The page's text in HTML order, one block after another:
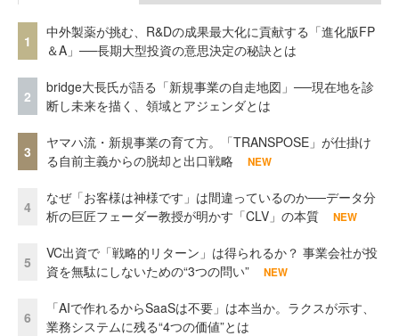
1
中外製薬が挑む、R&Dの成果最大化に貢献する「進化版FP
＆A」──長期大型投資の意思決定の秘訣とは
2
bridge大長氏が語る「新規事業の自走地図」──現在地を診
断し未来を描く、領域とアジェンダとは
3
ヤマハ流・新規事業の育て方。「TRANSPOSE」が仕掛け
る自前主義からの脱却と出口戦略
NEW
4
なぜ「お客様は神様です」は間違っているのか──データ分
析の巨匠フェーダー教授が明かす「CLV」の本質
NEW
5
VC出資で「戦略的リターン」は得られるか？ 事業会社が投
資を無駄にしないための“3つの問い”
NEW
6
「AIで作れるからSaaSは不要」は本当か。ラクスが示す、
業務システムに残る“4つの価値”とは